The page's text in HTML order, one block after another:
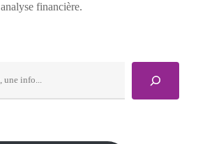
analyse financière.